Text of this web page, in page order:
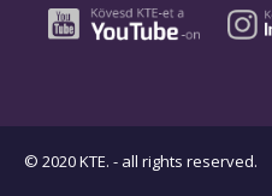
© 2020 KTE. - all rights reserved.